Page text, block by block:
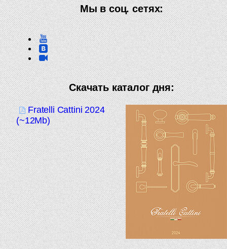
Мы в соц. сетях:
Скачать каталог дня:
Fratelli Cattini 2024
(~12Mb)